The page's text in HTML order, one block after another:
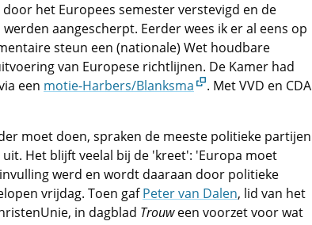
het Europees semester verstevigd en de
aangescherpt. Eerder wees ik er al eens op
steun een (nationale) Wet houdbare
van Europese richtlijnen. De Kamer had
een motie-Harbers/Blanksma
. Met VVD en CDA
moet doen, spraken de meeste politieke partijen
uit. Het blijft veelal bij de 'kreet': 'Europa moet
werd en wordt daaraan door politieke
vrijdag. Toen gafPeter van Dalen, lid van het
in dagblad Trouween voorzet voor wat